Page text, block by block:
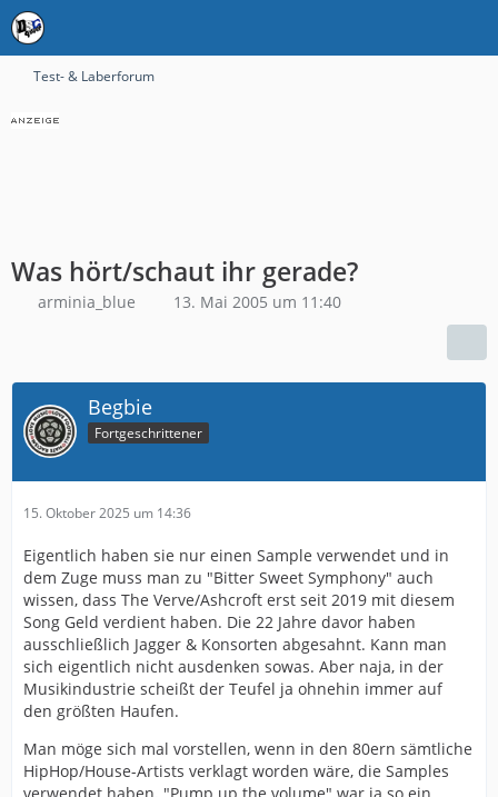
Test- & Laberforum
Was hört/schaut ihr gerade?
arminia_blue 13. Mai 2005 um 11:40
Begbie
Fortgeschrittener
15. Oktober 2025 um 14:36
Eigentlich haben sie nur einen Sample verwendet und in
dem Zuge muss man zu "Bitter Sweet Symphony" auch
wissen, dass The Verve/Ashcroft erst seit 2019 mit diesem
Song Geld verdient haben. Die 22 Jahre davor haben
ausschließlich Jagger & Konsorten abgesahnt. Kann man
sich eigentlich nicht ausdenken sowas. Aber naja, in der
Musikindustrie scheißt der Teufel ja ohnehin immer auf
den größten Haufen.
Man möge sich mal vorstellen, wenn in den 80ern sämtliche
HipHop/House-Artists verklagt worden wäre, die Samples